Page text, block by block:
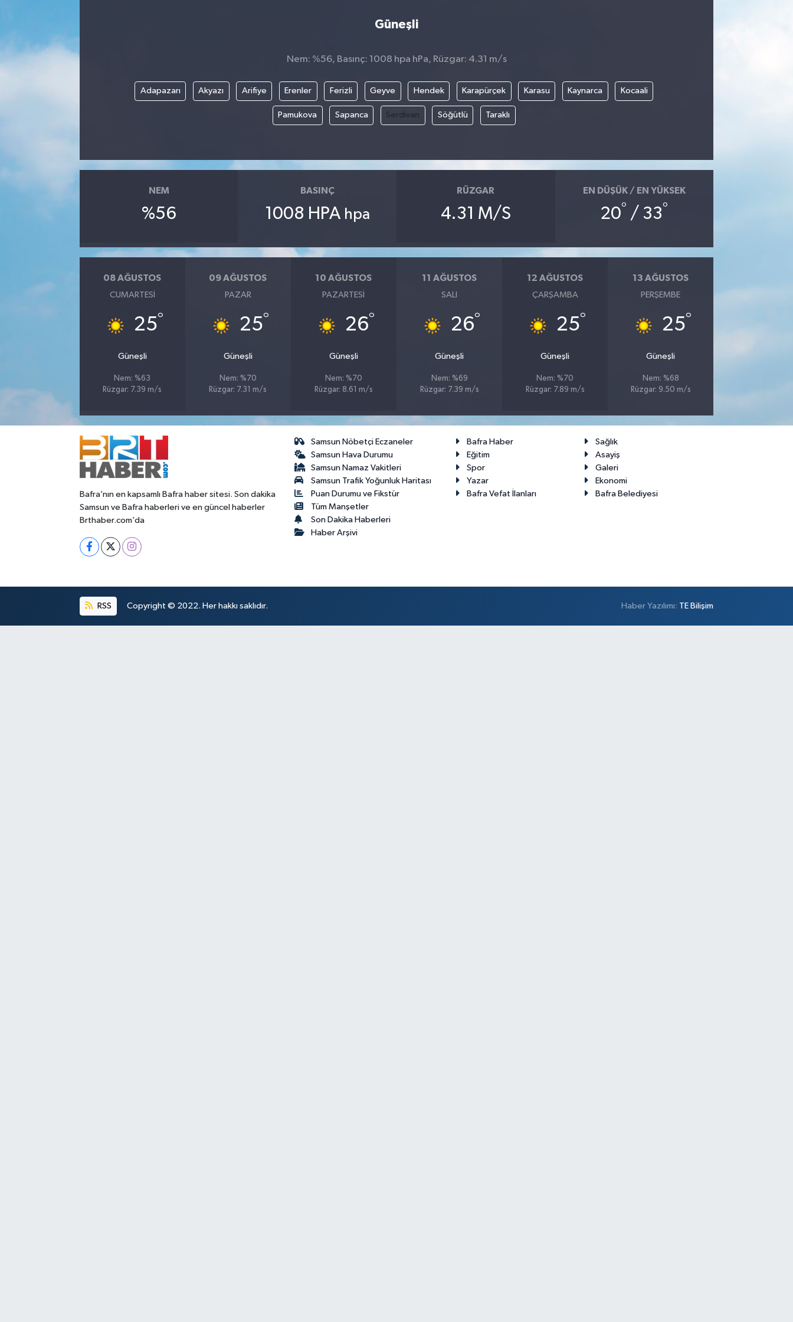
Güneşli
Nem: %56, Basınç: 1008 hpa hPa, Rüzgar: 4.31 m/s
Adapazarı Akyazı Arifiye Erenler Ferizli Geyve Hendek Karapürçek Karasu Kaynarca Kocaali
Pamukova Sapanca Serdivan Söğütlü Taraklı
NEM
%56
BASINÇ
1008 HPA hpa
RÜZGAR
4.31 M/S
EN DÜŞÜK / EN YÜKSEK
20° / 33°
08 AĞUSTOS
CUMARTESI
25°
Güneşli
Nem: %63
Rüzgar: 7.39 m/s
09 AĞUSTOS
PAZAR
25°
Güneşli
Nem: %70
Rüzgar: 7.31 m/s
10 AĞUSTOS
PAZARTESI
26°
Güneşli
Nem: %70
Rüzgar: 8.61 m/s
11 AĞUSTOS
SALI
26°
Güneşli
Nem: %69
Rüzgar: 7.39 m/s
12 AĞUSTOS
ÇARŞAMBA
25°
Güneşli
Nem: %70
Rüzgar: 7.89 m/s
13 AĞUSTOS
PERŞEMBE
25°
Güneşli
Nem: %68
Rüzgar: 9.50 m/s
Bafra’nın en kapsamlı Bafra haber sitesi. Son dakika
Samsun ve Bafra haberleri ve en güncel haberler
Brthaber.com’da
Samsun Nöbetçi Eczaneler
Samsun Hava Durumu
Samsun Namaz Vakitleri
Samsun Trafik Yoğunluk Haritası
Puan Durumu ve Fikstür
Tüm Manşetler
Son Dakika Haberleri
Haber Arşivi
Bafra Haber
Sağlık
Eğitim
Asayiş
Spor
Galeri
Yazar
Ekonomi
Bafra Vefat İlanları
Bafra Belediyesi
RSS Copyright © 2022. Her hakkı saklıdır. Haber Yazılımı: TE Bilişim